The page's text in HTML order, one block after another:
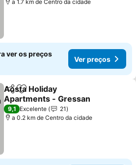
a 1.7 km de Centro da cidade
ver os preços
Ver preços
PartilharAdicionar aos favoritos
Aosta Holiday
Apartments - Gressan
Ver preços
9,1 Excelente
21
a 0.2 km de Centro da cidade